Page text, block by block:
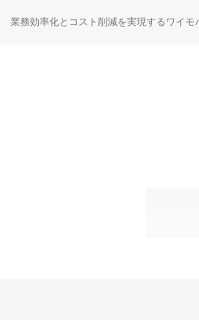
業務効率化とコスト削減を実現するワイモ